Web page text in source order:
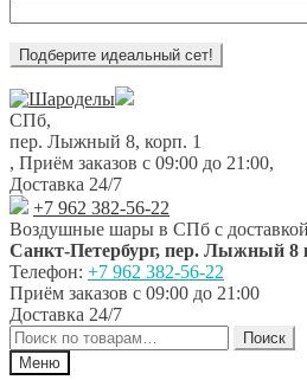
Перейти
к
навигации
Перейти
к
содержимому
СПб,
пер. Лыжный 8, корп. 1
, Приём заказов с 09:00 до 21:00,
Доставка 24/7
+7 962 382-56-22
Воздушные шары в СПб с доставкой
Санкт-Петербург, пер. Лыжный 8
Телефон: +7 962 382-56-22
Приём заказов с 09:00 до 21:00
Доставка 24/7
Искать:
Поиск
Меню